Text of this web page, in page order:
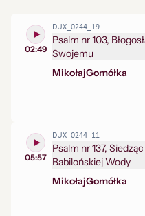
02:49
DUX_0244_19
Psalm nr 103,
Swojemu
MikołajGomółka
05:57
DUX_0244_11
Psalm nr 137,
Babilońskiej Wody
MikołajGomółka